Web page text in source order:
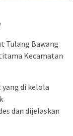
Tulang Bawang
Kecamatan
di kelola
dan dijelaskan